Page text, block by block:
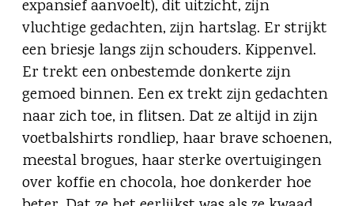
expansief aanvoelt), dit uitzicht, zijn
vluchtige gedachten, zijn hartslag. Er strijkt
een briesje langs zijn schouders. Kippenvel.
Er trekt een onbestemde donkerte zijn
gemoed binnen. Een ex trekt zijn gedachten
naar zich toe, in flitsen. Dat ze altijd in zijn
voetbalshirts rondliep, haar brave schoenen,
meestal brogues, haar sterke overtuigingen
over koffie en chocola, hoe donkerder hoe